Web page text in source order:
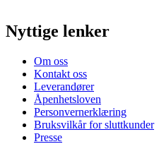
Nyttige lenker
Om oss
Kontakt oss
Leverandører
Åpenhetsloven
Personvernerklæring
Bruksvilkår for sluttkunder
Presse